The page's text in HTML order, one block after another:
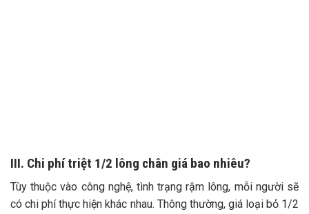
III. Chi phí triệt 1/2 lông chân giá bao nhiêu?
Tùy thuộc vào công nghệ, tình trạng rậm lông, mỗi người sẽ
có chi phí thực hiện khác nhau. Thông thường, giá loại bỏ 1/2